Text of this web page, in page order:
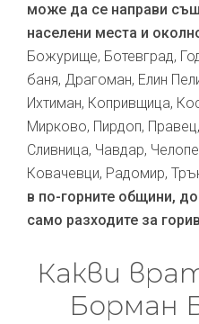
може да се направи
населени места и
Божурище, Ботевград,
баня, Драгоман, Елин
Ихтиман, Копривщица,
Мирково, Пирдоп,
Сливница, Чавдар,
Ковачевци, Радомир,
в по-горните общини,
само разходите за
Какви
Борман